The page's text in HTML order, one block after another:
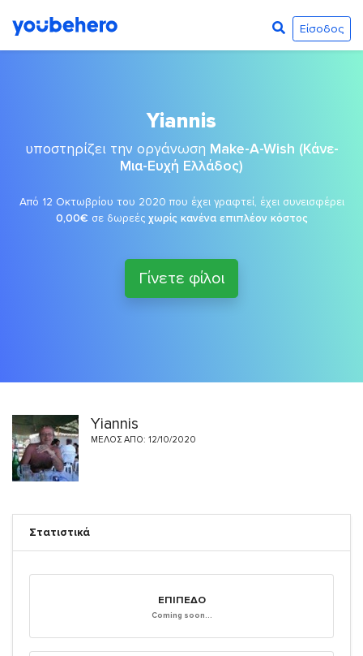
Είσοδος
Yiannis
υποστηρίζει την οργάνωση Make-A-Wish (Κάνε-
Μια-Ευχή Ελλάδος)
Από 12 Οκτωβρίου του 2020 που έχει γραφτεί, έχει συνεισφέρει
0,00€ σε δωρεές χωρίς κανένα επιπλέον κόστος
Γίνετε φίλοι
Yiannis
ΜΈΛΟΣ ΑΠΌ: 12/10/2020
Στατιστικά
ΕΠΊΠΕΔΟ
Coming soon...